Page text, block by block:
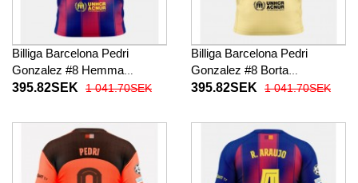
Billiga Barcelona Pedri
Gonzalez #8 Hemma
fotbollskläder 2025-26
395.82SEK 1 041.70SEK
Billiga Barcelona Pedri
Gonzalez #8 Borta
fotbollskläder 2025-26
395.82SEK 1 041.70SEK